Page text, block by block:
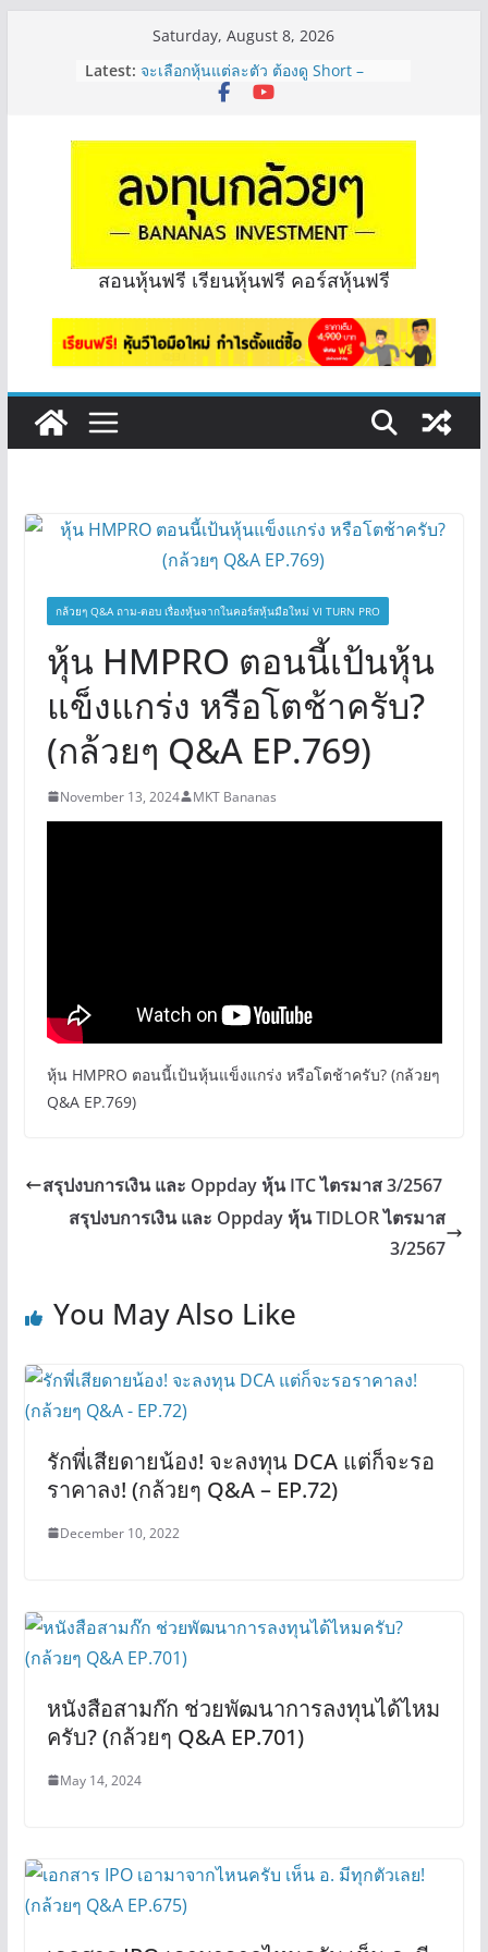
Saturday, August 8, 2026
Latest: จะเลือกหุ้นแต่ละตัว ต้องดู Short –
Long ของหุ้นตัวนั้นๆไหมคะ? | Q&A
Hot Topic! อัปเดทงบ สื่อสาร, ค้าปลีก
ตัวไหนเหมาะถือเอาปันผล? | Hot Topic
EP.41
หุ้นซอสภูเขาทอง Sauce เหมาะถือเป็น
หุ้นปันผลไหม? | Q&A กล้วยๆ EP.1166
OSP vs CBG vs ICHI ควร DCA ตัวไหน
ดี? | Q&A กล้วยๆ EP.1165
รีวิวงบกลุ่ม Bank หุ้นไหนเหมาะถือเอา
สอนหุ้นฟรี เรียนหุ้นฟรี คอร์สหุ้นฟรี
กล้วยๆ Q&A ถาม-ตอบ เรื่องหุ้นจากในคอร์สหุ้นมือใหม่ VI TURN PRO
หุ้น HMPRO ตอนนี้เป้นหุ้น
แข็งแกร่ง หรือโตช้าครับ?
(กล้วยๆ Q&A EP.769)
November 13, 2024 MKT Bananas
หุ้น HMPRO ตอนนี้เป้นหุ้นแข็งแกร่ง หรือโตช้าครับ? (กล้วยๆ
Q&A EP.769)
สรุปงบการเงิน และ Oppday หุ้น ITC ไตรมาส 3/2567
สรุปงบการเงิน และ Oppday หุ้น TIDLOR ไตรมาส
3/2567
You May Also Like
รักพี่เสียดายน้อง! จะลงทุน DCA แต่ก็จะรอ
ราคาลง! (กล้วยๆ Q&A – EP.72)
December 10, 2022
หนังสือสามก๊ก ช่วยพัฒนาการลงทุนได้ไหม
ครับ? (กล้วยๆ Q&A EP.701)
May 14, 2024